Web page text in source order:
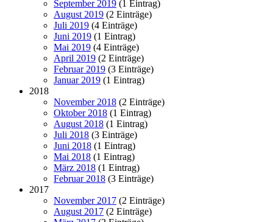
September 2019 (1 Eintrag)
August 2019 (2 Einträge)
Juli 2019 (4 Einträge)
Juni 2019 (1 Eintrag)
Mai 2019 (4 Einträge)
April 2019 (2 Einträge)
Februar 2019 (3 Einträge)
Januar 2019 (1 Eintrag)
2018
November 2018 (2 Einträge)
Oktober 2018 (1 Eintrag)
August 2018 (1 Eintrag)
Juli 2018 (3 Einträge)
Juni 2018 (1 Eintrag)
Mai 2018 (1 Eintrag)
März 2018 (1 Eintrag)
Februar 2018 (3 Einträge)
2017
November 2017 (2 Einträge)
August 2017 (2 Einträge)